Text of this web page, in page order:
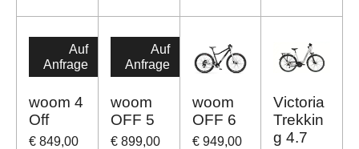
Auf
Anfrage
woom 4
Off
€ 849,00
Auf
Anfrage
woom
OFF 5
€ 899,00
woom
OFF 6
€ 949,00
Victoria
Trekkin
g 4.7